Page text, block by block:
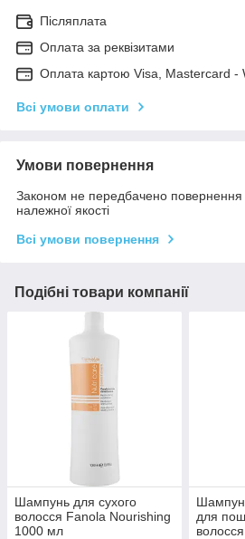
Післяплата
Оплата за реквізитами
Оплата картою Visa, Mastercard -
Всі умови оплати
Умови повернення
Законом не передбачено повернення
належної якості
Всі умови повернення
Подібні товари компанії
Шампунь для сухого
волосся Fanola Nourishing
1000 мл
для